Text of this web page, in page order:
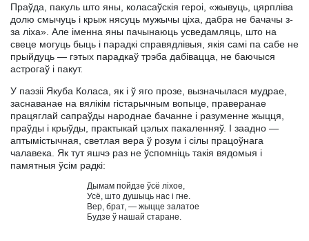
Праўда, пакуль што яны, коласаўскія героі, «жывуць, цярпліва
долю смычуць і крыж нясуць мужычы ціха, дабра не бачачы з-
за ліха». Але іменна яны пачынаюць усведамляць, што на
свеце могуць быць і парадкі справядлівыя, якія самі па сабе не
прыйдуць — гэтых парадкаў трэба дабівацца, не баючыся
астрогаў і пакут.
У паэзіі Якуба Коласа, як і ў яго прозе, вызначылася мудрае,
заснаванае на вялікім гістарычным вопыце, праверанае
працяглай сапраўды народнае бачанне і разуменне жыцця,
праўды і крыўды, практыкай цэлых пакаленняў. I заадно —
аптымістычная, светлая вера ў розум і сілы працоўнага
чалавека. Як тут яшчэ раз не ўспомніць такія вядомыя і
памятныя ўсім радкі:
                                     Дымам пойдзе ўсё ліхое,
                                     Усё, што душыць нас і гне.
                                     Вер, брат, — жыцце залатое
                                     Будзе ў нашай старане.